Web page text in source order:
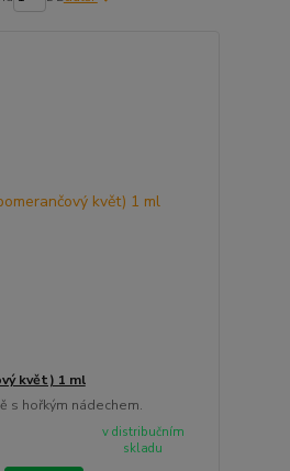
květ) 1 ml
s hořkým nádechem.
v distribučním
skladu